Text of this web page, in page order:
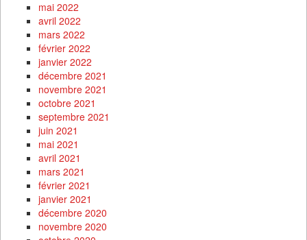
mai 2022
avril 2022
mars 2022
février 2022
janvier 2022
décembre 2021
novembre 2021
octobre 2021
septembre 2021
juin 2021
mai 2021
avril 2021
mars 2021
février 2021
janvier 2021
décembre 2020
novembre 2020